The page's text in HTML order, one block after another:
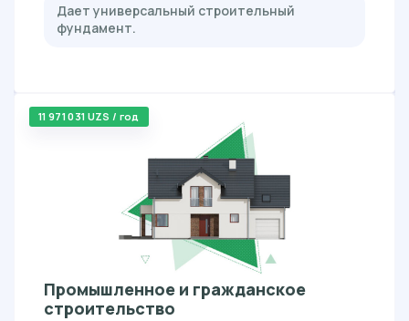
Дает универсальный строительный
фундамент.
11 971 031 UZS / год
Промышленное и гражданское
строительство